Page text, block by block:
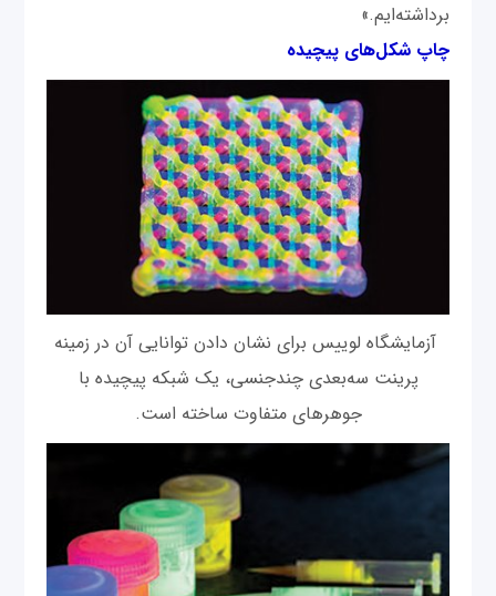
برداشته‌ایم.»
چاپ شکل‌های پیچیده
آزمایشگاه لوییس برای نشان دادن توانایی‌‌ آن در زمینه
پرینت سه‌بعدی چندجنسی، یک شبکه پیچیده با
جوهرهای متفاوت ساخته است.